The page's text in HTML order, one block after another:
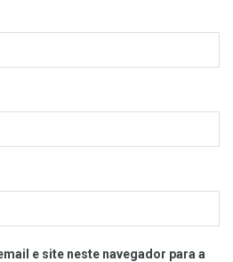
e site neste navegador para a